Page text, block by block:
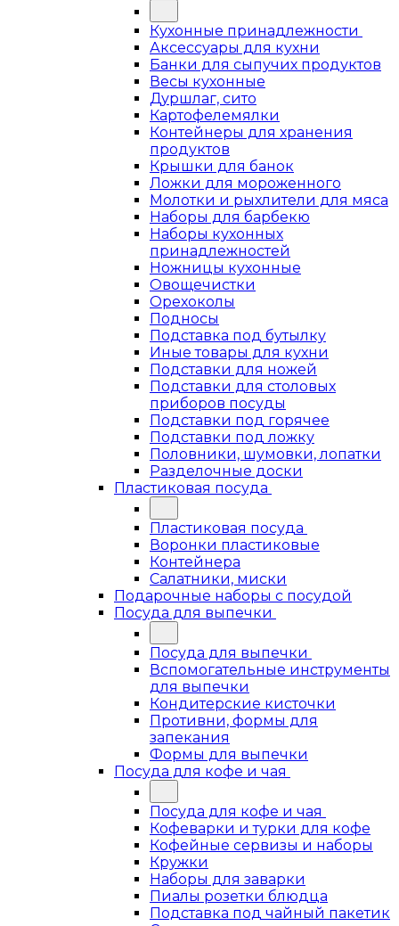
Кухонные принадлежности
Аксессуары для кухни
Банки для сыпучих продуктов
Весы кухонные
Дуршлаг, сито
Картофелемялки
Контейнеры для хранения
продуктов
Крышки для банок
Ложки для мороженного
Молотки и рыхлители для мяса
Наборы для барбекю
Наборы кухонных
принадлежностей
Ножницы кухонные
Овощечистки
Орехоколы
Подносы
Подставка под бутылку
Иные товары для кухни
Подставки для ножей
Подставки для столовых
приборов посуды
Подставки под горячее
Подставки под ложку
Половники, шумовки, лопатки
Разделочные доски
Пластиковая посуда
Пластиковая посуда
Воронки пластиковые
Контейнера
Салатники, миски
Подарочные наборы с посудой
Посуда для выпечки
Посуда для выпечки
Вспомогательные инструменты
для выпечки
Кондитерские кисточки
Противни, формы для
запекания
Формы для выпечки
Посуда для кофе и чая
Посуда для кофе и чая
Кофеварки и турки для кофе
Кофейные сервизы и наборы
Кружки
Наборы для заварки
Пиалы розетки блюдца
Подставка под чайный пакетик